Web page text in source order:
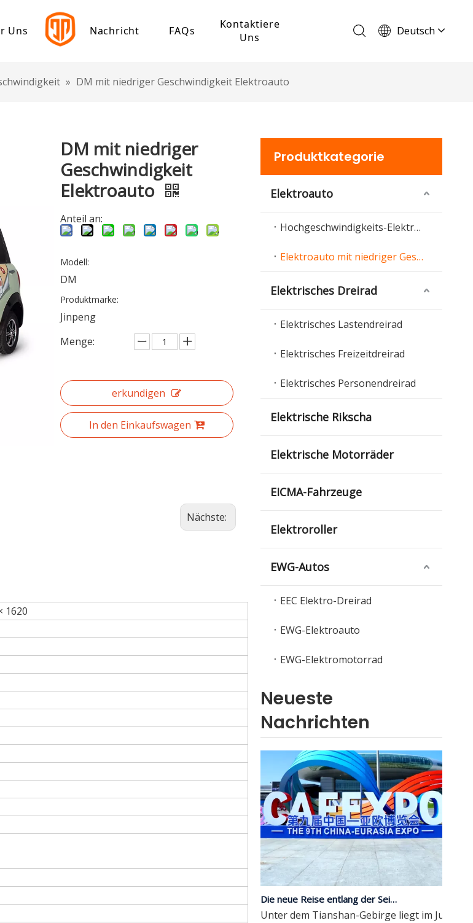
Uns Nachricht FAQs
Kontaktiere
Uns
Deutsch
» DM mit niedriger Geschwindigkeit Elektroauto
DM mit niedriger
Geschwindigkeit
Elektroauto
Anteil an:
Modell:
DM
Produktmarke:
Jinpeng
Menge:
erkundigen
In den Einkaufswagen
Nächste:
1620
Produktkategorie
Elektroauto
Hochgeschwindigkeits-Elektroauto
Elektroauto mit niedriger Geschwindigkeit
Elektrisches Dreirad
Elektrisches Lastendreirad
Elektrisches Freizeitdreirad
Elektrisches Personendreirad
Elektrische Rikscha
Elektrische Motorräder
EICMA-Fahrzeuge
Elektroroller
EWG-Autos
EEC Elektro-Dreirad
EWG-Elektroauto
EWG-Elektromotorrad
Neueste
Nachrichten
Die neue Reise entlang der Seidenstraße | JP Group debütiert auf der 9. China-Eurasia Expo
Unter dem Tianshan-Gebirge liegt im Juni